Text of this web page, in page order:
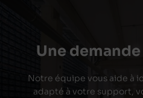
Une
Notre équipe vous aide à
adapté à votre support,